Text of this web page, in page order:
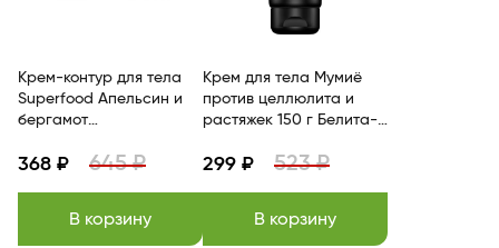
Крем-контур для тела
Superfood Апельсин и
бергамот
Liv Delano
368 ₽ 645 ₽
В корзину
Крем для тела Мумиё
против целлюлита и
растяжек 150 г Белита-
299 ₽ 523 ₽
В корзину